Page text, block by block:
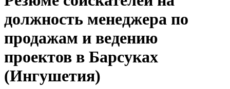
должность менеджера по
продажам и ведению
проектов в Барсуках
(Ингушетия)